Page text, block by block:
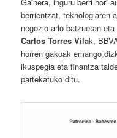
Gainera, inguru berri hori
berrientzat, teknologiaren
negozio arlo batzuetan
Carlos Torres Vilak,
horren gakoak emango
ikuspegia eta finantza
partekatuko ditu.